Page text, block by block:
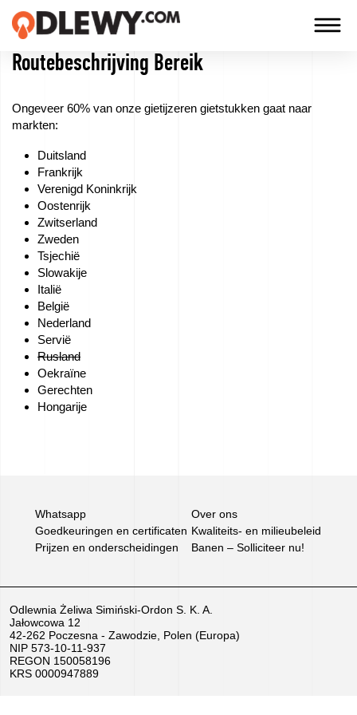
TRADYCJA
JAKOŚĆ
Bedrijf
Technologie
Onze
producten
Banen
–
verkopen
apparatuur
EU-
subsidies
Films
Routebeschrijving Bereik
Ongeveer 60% van onze gietijzeren gietstukken gaat naar
markten:
Duitsland
Frankrijk
Verenigd Koninkrijk
Oostenrijk
Zwitserland
Zweden
Tsjechië
Slowakije
Italië
België
Nederland
Servië
Rusland
Oekraïne
Gerechten
Hongarije
Whatsapp
Over ons
Goedkeuringen en certificaten Kwaliteits- en milieubeleid
Prijzen en onderscheidingen
Banen – Solliciteer nu!
Odlewnia Żeliwa Simiński-Ordon S. K. A.
Jałowcowa 12
42-262 Poczesna - Zawodzie, Polen (Europa)
NIP 573-10-11-937
REGON 150058196
KRS 0000947889